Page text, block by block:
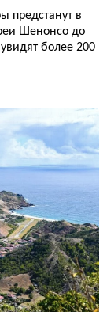
предстанут в
Шенонсо до
более 200